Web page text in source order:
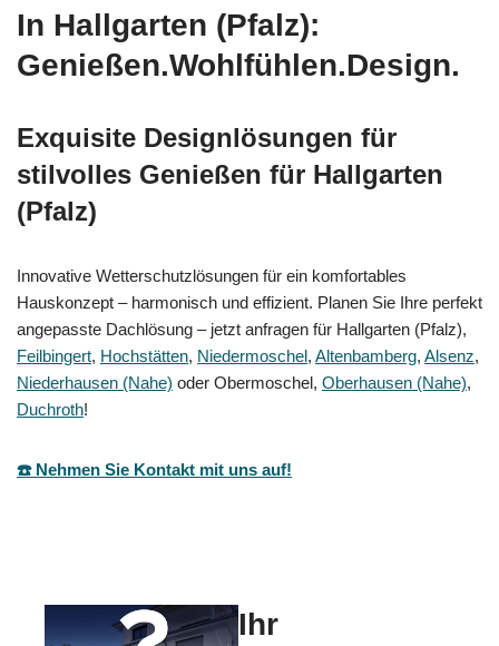
In Hallgarten (Pfalz):
Genießen.Wohlfühlen.Design.
Exquisite Designlösungen für
stilvolles Genießen für Hallgarten
(Pfalz)
Innovative Wetterschutzlösungen für ein komfortables
Hauskonzept – harmonisch und effizient. Planen Sie Ihre perfekt
angepasste Dachlösung – jetzt anfragen für Hallgarten (Pfalz),
Feilbingert, Hochstätten, Niedermoschel, Altenbamberg, Alsenz,
Niederhausen (Nahe) oder Obermoschel, Oberhausen (Nahe),
Duchroth!
☎️ Nehmen Sie Kontakt mit uns auf!
Ihr